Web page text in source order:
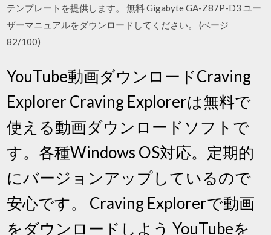
テンプレートを提供します。 無料 Gigabyte GA-Z87P-D3 ユー
ザーマニュアルをダウンロードしてください。 (ページ
82/100)
YouTube動画ダウンロードCraving
Explorer Craving Explorerは無料で
使える動画ダウンロードソフトで
す。各種Windows OS対応。定期的
にバージョンアップしているので
安心です。 Craving Explorerで動画
をダウンロードしよう YouTubeを